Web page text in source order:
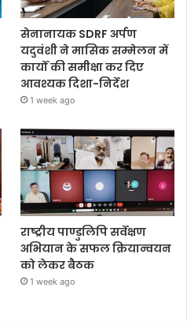
सेनानायक SDRF अर्पण
यदुवंशी ने मासिक सम्मेलन में
कार्यों की समीक्षा कर दिए
आवश्यक दिशा-निर्देश
1 week ago
राष्ट्रीय पाण्डुलिपि सर्वेक्षण
अभियान के सफल क्रियान्वयन
को लेकर बैठक
1 week ago